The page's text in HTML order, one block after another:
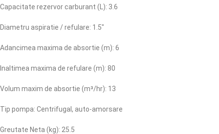
Capacitate rezervor carburant (L): 3.6
Diametru aspiratie / refulare: 1.5″
Adancimea maxima de absortie (m): 6
Inaltimea maxima de refulare (m): 80
Volum maxim de absortie (mᵌ/hr): 13
Tip pompa: Centrifugal, auto-amorsare
Greutate Neta (kg): 25.5